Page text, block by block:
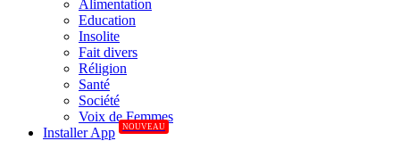
Alimentation
Education
Insolite
Fait divers
Réligion
Santé
Société
Voix de Femmes
Installer App
NOUVEAU